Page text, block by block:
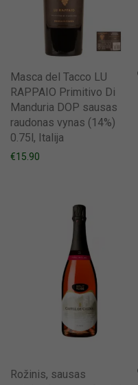
Masca del Tacco LU
RAPPAIO Primitivo Di
Manduria DOP sausas
raudonas vynas (14%)
0.75l, Italija
€15.90
Rožinis, sausas